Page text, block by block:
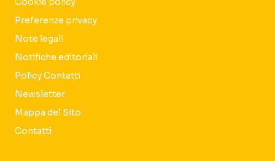
Preferenze privacy
Note legali
Notifiche editoriali
Policy Contatti
Newsletter
Mappa del Sito
Contatti